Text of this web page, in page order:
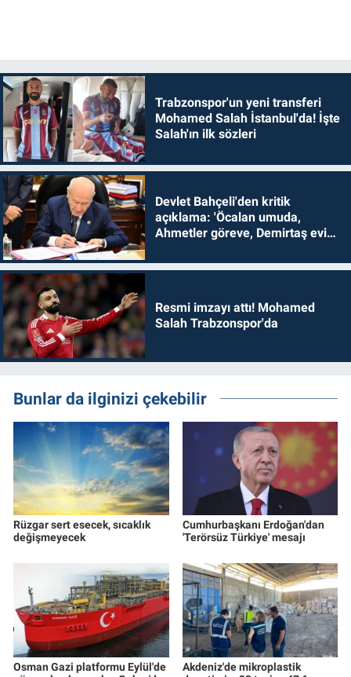
Trabzonspor'un yeni transferi
Mohamed Salah İstanbul'da! İşte
Salah'ın ilk sözleri
Devlet Bahçeli'den kritik
açıklama: 'Öcalan umuda,
Ahmetler göreve, Demirtaş evine
Resmi imzayı attı! Mohamed
Salah Trabzonspor'da
Bunlar da ilginizi çekebilir
Rüzgar sert esecek, sıcaklık
değişmeyecek
Cumhurbaşkanı Erdoğan'dan
'Terörsüz Türkiye' mesajı
Osman Gazi platformu Eylül'de
Akdeniz'de mikroplastik